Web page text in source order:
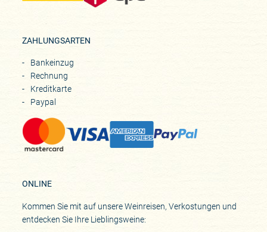
ZAHLUNGSARTEN
Bankeinzug
Rechnung
Kreditkarte
Paypal
ONLINE
Kommen Sie mit auf unsere Weinreisen, Verkostungen und
entdecken Sie Ihre Lieblingsweine: